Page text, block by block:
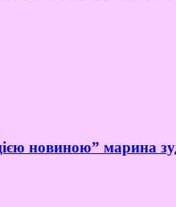
новиною” марина